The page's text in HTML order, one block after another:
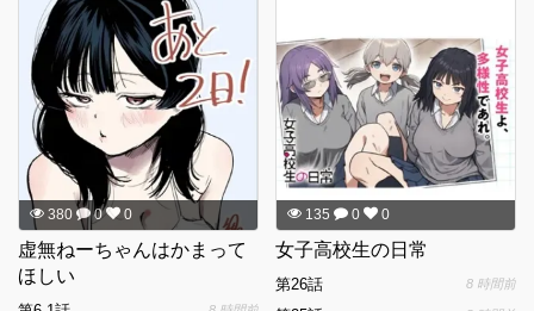
380 0 0
虚無ねーちゃんはかまって
ほしい
135 0 0
女子高校生の日常
第26話 8 時間前